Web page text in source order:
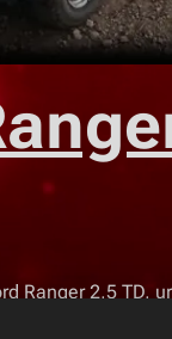
Ranger 2,5 TD,